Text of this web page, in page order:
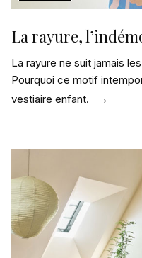
La rayure,
La rayure ne suit jamais
Pourquoi ce motif
vestiaire enfant.